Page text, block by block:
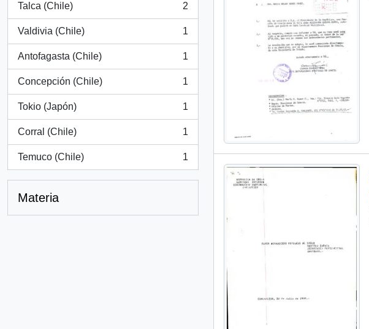
Talca (Chile)
, 2 resultados
2
Valdivia (Chile)
, 1 resultados
1
Antofagasta (Chile)
, 1 resultados
1
Concepción (Chile)
, 1 resultados
1
Tokio (Japón)
, 1 resultados
1
Corral (Chile)
, 1 resultados
1
Temuco (Chile)
, 1 resultados
1
Materia